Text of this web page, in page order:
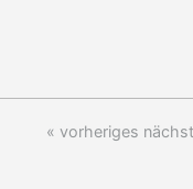
« vorheriges